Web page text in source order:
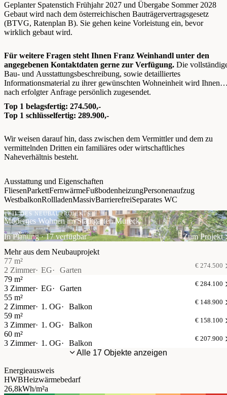
Geplanter Spatenstich Frühjahr 2027 und Übergabe Sommer 2028
Gebaut wird nach dem österreichischen Bauträgervertragsgesetz
(BTVG, Ratenplan B). Sie gehen keine Vorleistung ein, bevor
wirklich gebaut wird.
Für weitere Fragen steht Ihnen Franz Weinhandl unter den
angegebenen Kontaktdaten gerne zur Verfügung. Die
Bau- und Ausstattungsbeschreibung, sowie detailliertes
Informationsmaterial zu ihrer gewünschten Wohneinheit wird Ihnen
nach erfolgter Anfrage persönlich zugesendet.
Top 1 belagsfertig: 274.500,-
Top 1 schlüsselfertig: 289.900,-
Wir weisen darauf hin, dass zwischen dem Vermittler und dem zu
vermittelnden Dritten ein familiäres oder wirtschaftliches
Naheverhältnis besteht.
Ausstattung und Eigenschaften
FliesenParkettFernwärmeFußbodenheizungPersonenaufzug
WestbalkonRollladenMassivBarrierefreiSeparates WC
TEIL DES NEUBAUPROJEKTS
Modernes Wohnen im Stadtgarten Mureck
In Planung · 17 verfügbar
Zum Projekt
Mehr aus dem Neubauprojekt
77 m²
2 Zimmer
EG Garten
€ 274.500
79 m²
3 Zimmer
EG Garten
€ 284.100
55 m²
2 Zimmer
1. OG Balkon
€ 148.900
59 m²
3 Zimmer
1. OG Balkon
€ 158.100
60 m²
3 Zimmer
1. OG Balkon
€ 207.900
Alle 17 Objekte anzeigen
Energieausweis
HWBHeizwärmebedarf
26,8kWh/m²a